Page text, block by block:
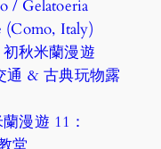
/ Gelatoeria
Italy)
秋米蘭漫遊
通 & 古典玩物露
漫遊 11：